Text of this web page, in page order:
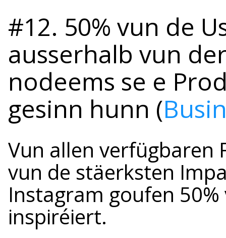
#12. 50% vun de
ausserhalb vun
nodeems se e
gesinn hunn (
Vun allen verfügbaren
vun de stäerksten
Instagram goufen
inspiréiert.